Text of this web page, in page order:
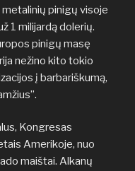
pinigų visoje
1 milijardą dolerių.
pinigų masę
nežino kito tokio
į barbariškumą,
Kongresas
Amerikoje, nuo
maištai. Alkanų